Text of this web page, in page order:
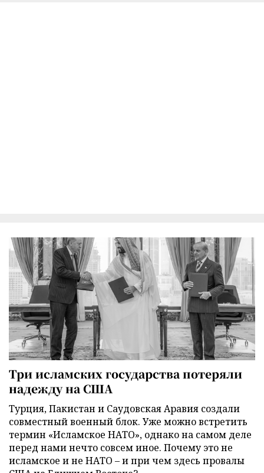
Три исламских государства потеряли
надежду на США
Турция, Пакистан и Саудовская Аравия создали
совместный военный блок. Уже можно встретить
термин «Исламское НАТО», однако на самом деле
перед нами нечто совсем иное. Почему это не
исламское и не НАТО – и при чем здесь провалы